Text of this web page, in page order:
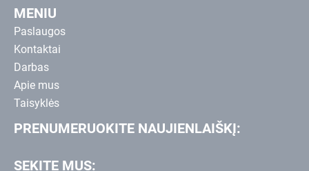
MENIU
Paslaugos
Kontaktai
Darbas
Apie mus
Taisyklės
PRENUMERUOKITE NAUJIENLAIŠKĮ:
SEKITE MUS: